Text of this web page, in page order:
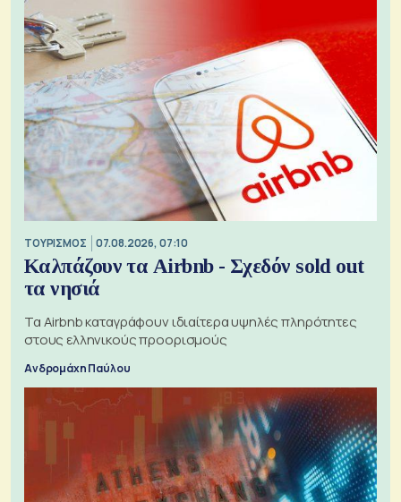
ΤΟΥΡΙΣΜΟΣ 07.08.2026, 07:10
Καλπάζουν τα Airbnb - Σχεδόν sold out
τα νησιά
Τα Airbnb καταγράφουν ιδιαίτερα υψηλές πληρότητες
στους ελληνικούς προορισμούς
Ανδρομάχη Παύλου